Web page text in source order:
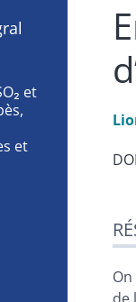
et
et